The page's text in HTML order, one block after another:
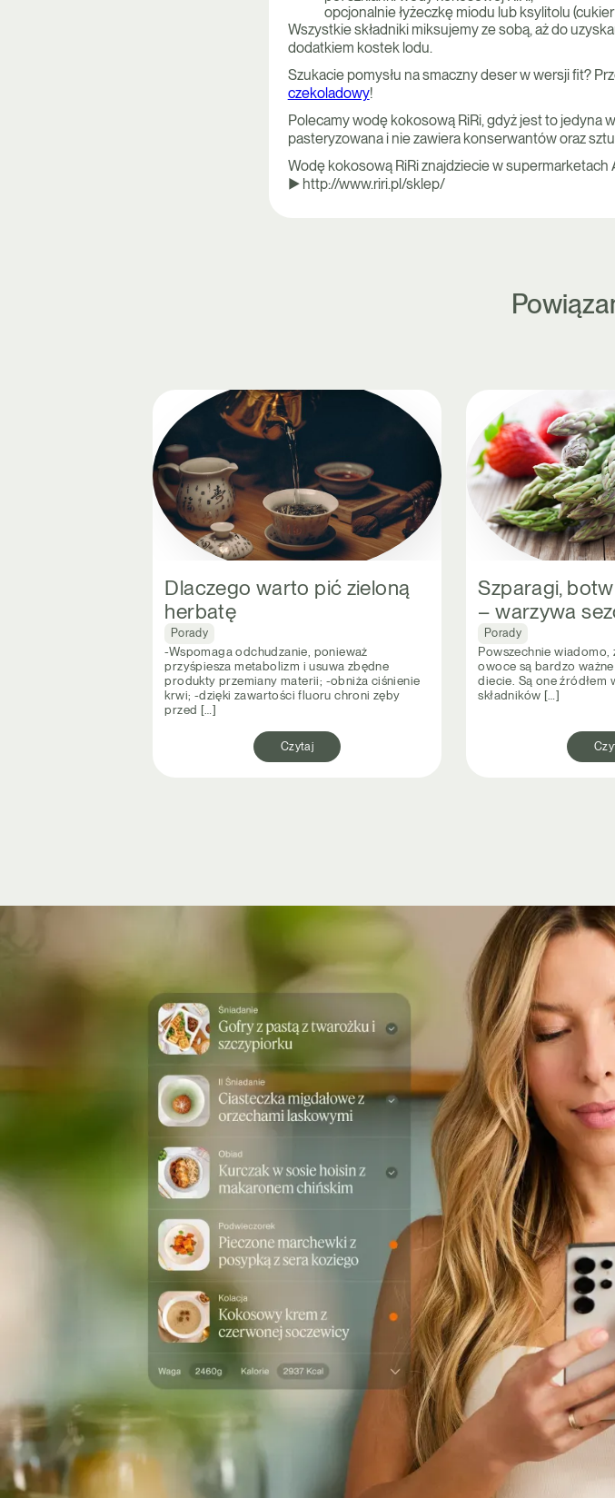
opcjonalnie łyżeczkę miodu lub ksylitolu (cukier
Wszystkie składniki miksujemy ze sobą, aż do
dodatkiem kostek lodu.
Szukacie pomysłu na smaczny deser w wersji fit?
czekoladowy!
Polecamy wodę kokosową RiRi, gdyż jest to jedyna
pasteryzowana i nie zawiera konserwantów oraz
Wodę kokosową RiRi znajdziecie w supermarketach
► http://www.riri.pl/sklep/
Dlaczego warto pić zieloną
herbatę
Porady
-Wspomaga odchudzanie, ponieważ
przyśpiesza metabolizm i usuwa zbędne
produkty przemiany materii; -obniża ciśnienie
krwi; -dzięki zawartości fluoru chroni zęby
przed […]
Czytaj
Szparagi,
– warzywa
Porady
Powszechnie wiadomo,
owoce są bardzo
diecie. Są one źródłem
składników […]